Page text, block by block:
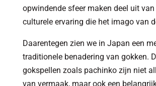
opwindende sfeer maken deel uit van
culturele ervaring die het imago van
Daarentegen zien we in Japan een
traditionele benadering van gokken.
gokspellen zoals pachinko zijn niet
van vermaak, maar ook een